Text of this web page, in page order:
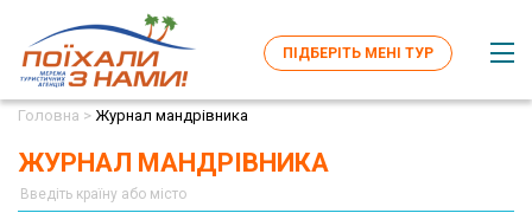
ПІДБЕРІТЬ МЕНІ ТУР
Головна > Журнал мандрівника
ЖУРНАЛ МАНДРІВНИКА